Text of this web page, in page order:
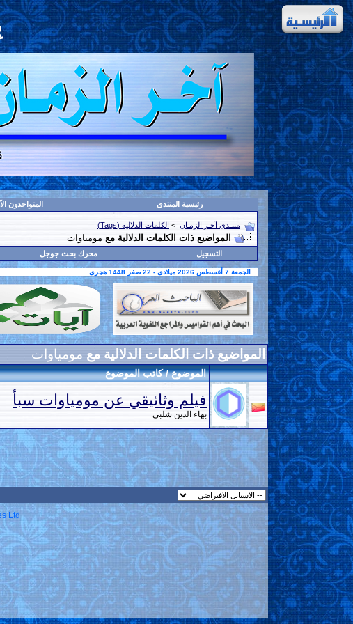
رئيسية المنتدى المتواجدون
منتـدى آخـر الزمـان > الكلمات الدلالية (Tags)
المواضيع ذات الكلمات الدلالية مع مومياوات
التسجيل محرك بحث جوجل
الجمعة 7 أغسطس 2026 ميلادى - 22 صفر 1448 هجرى
المواضيع ذات الكلمات الدلالية مع مومياوات
الموضوع / كاتب الموضوع
فيلم وثائيقي عن مومياوات سبأ
بهاء الدين شلبي
Ltd.